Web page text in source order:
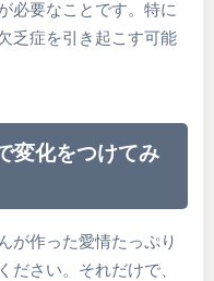
必要なことです。特に
乏症を引き起こす可能
変化をつけてみ
が作った愛情たっぷり
ださい。それだけで、